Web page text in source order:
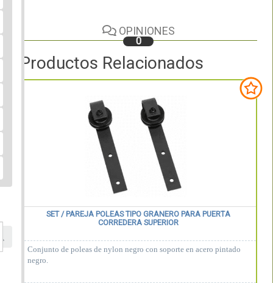
OPINIONES
0
Productos Relacionados
SET / PAREJA POLEAS TIPO GRANERO PARA PUERTA
CORREDERA SUPERIOR
Conjunto de poleas de nylon negro con soporte en acero pintado
negro.